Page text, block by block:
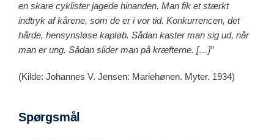
en skare cyklister jagede hinanden. Man fik et stærkt
indtryk af kårene, som de er i vor tid. Konkurrencen, det
hårde, hensynsløse kapløb. Sådan kaster man sig ud, når
man er ung. Sådan slider man på kræfterne. […]”
(Kilde: Johannes V. Jensen: Mariehønen. Myter. 1934)
Spørgsmål